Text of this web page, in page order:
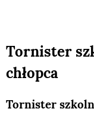
Tornister
chłopca
Tornister